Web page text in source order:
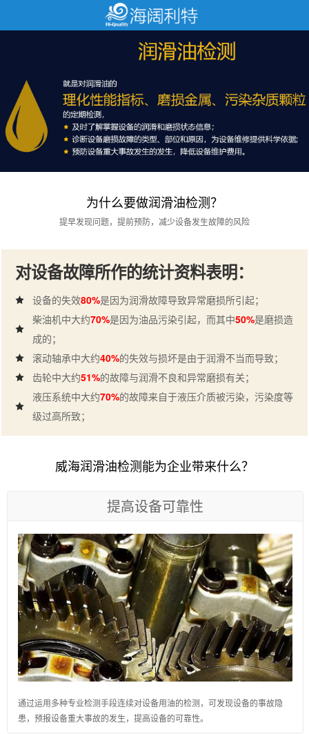
为什么要做润滑油检测？
提早发现问题，提前预防，减少设备发生故障的风险
对设备故障所作的统计资料表明：
设备的失效80%是因为润滑故障导致异常磨损所引起；
柴油机中大约70%是因为油品污染引起，而其中50%是磨损造
成的；
滚动轴承中大约40%的失效与损坏是由于润滑不当而导致；
齿轮中大约51%的故障与润滑不良和异常磨损有关；
液压系统中大约70%的故障来自于液压介质被污染，污染度等
级过高所致；
威海润滑油检测能为企业带来什么？
提高设备可靠性
通过运用多种专业检测手段连续对设备用油的检测，可发现设备的事故隐
患，预报设备重大事故的发生，提高设备的可靠性。